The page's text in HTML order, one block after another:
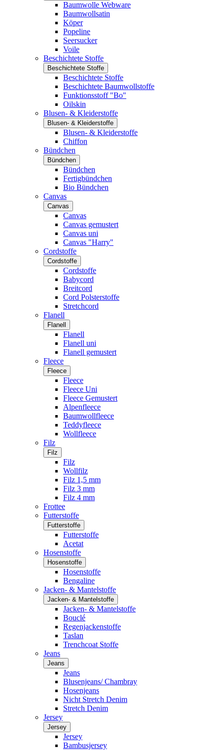
Baumwolle Webware
Baumwollsatin
Köper
Popeline
Seersucker
Voile
Beschichtete Stoffe
Beschichtete Stoffe
Beschichtete Stoffe
Beschichtete Baumwollstoffe
Funktionsstoff "Bo"
Oilskin
Blusen- & Kleiderstoffe
Blusen- & Kleiderstoffe
Blusen- & Kleiderstoffe
Chiffon
Bündchen
Bündchen
Bündchen
Fertigbündchen
Bio Bündchen
Canvas
Canvas
Canvas
Canvas gemustert
Canvas uni
Canvas "Harry"
Cordstoffe
Cordstoffe
Cordstoffe
Babycord
Breitcord
Cord Polsterstoffe
Stretchcord
Flanell
Flanell
Flanell
Flanell uni
Flanell gemustert
Fleece
Fleece
Fleece
Fleece Uni
Fleece Gemustert
Alpenfleece
Baumwollfleece
Teddyfleece
Wollfleece
Filz
Filz
Filz
Wollfilz
Filz 1,5 mm
Filz 3 mm
Filz 4 mm
Frottee
Futterstoffe
Futterstoffe
Futterstoffe
Acetat
Hosenstoffe
Hosenstoffe
Hosenstoffe
Bengaline
Jacken- & Mantelstoffe
Jacken- & Mantelstoffe
Jacken- & Mantelstoffe
Bouclé
Regenjackenstoffe
Taslan
Trenchcoat Stoffe
Jeans
Jeans
Jeans
Blusenjeans/ Chambray
Hosenjeans
Nicht Stretch Denim
Stretch Denim
Jersey
Jersey
Jersey
Bambusjersey